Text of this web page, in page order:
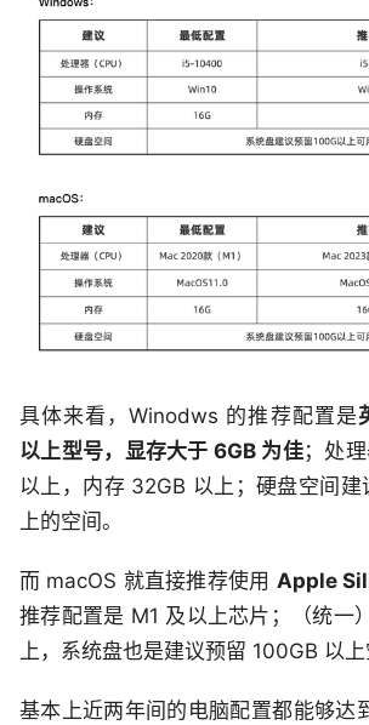
具体来看，Winodws 的推荐配置是
以上型号，显存大于 6GB 为佳；处
以上，内存 32GB 以上；硬盘空间建
上的空间。
而 macOS 就直接推荐使用 Apple
推荐配置是 M1 及以上芯片；（统一
上，系统盘也是建议预留 100GB 以上
基本上近两年间的电脑配置都能够达